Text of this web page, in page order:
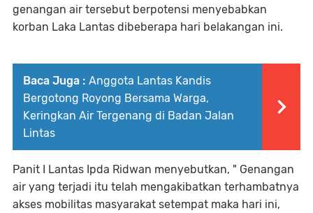
genangan air tersebut berpotensi menyebabkan
korban Laka Lantas dibeberapa hari belakangan ini.
Baca Juga : Anggota Lantas Kandis
Bergotong Royong Bersama Warga,
Keringkan Air Tergenang di Badan Jalan
Lintas
Panit I Lantas Ipda Ridwan menyebutkan, " Genangan
air yang terjadi itu telah mengakibatkan terhambatnya
akses mobilitas masyarakat setempat maka hari ini,